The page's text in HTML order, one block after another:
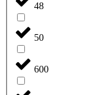
48
50
600